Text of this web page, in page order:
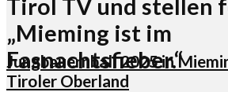
Jungbauernball 2025 in
Tiroler Oberland
Tirol TV und stellen
„Mieming ist im
Fasnachtsfieber.“